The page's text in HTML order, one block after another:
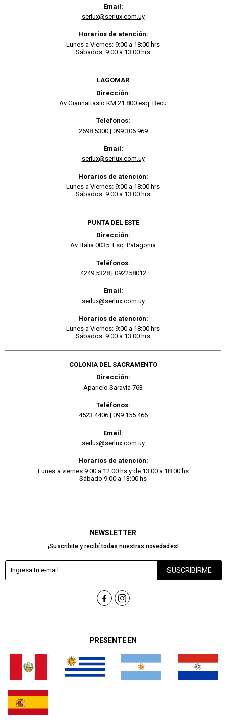
PRESENTE EN
NEWSLETTER
¡Suscribite y recibí todas nuestras novedades!
SUSCRIBIRME
 
Email:
serlux@serlux.com.uy
Horarios de atención:
Lunes a Viernes: 9:00 a 18:00 hrs
Sábados: 9:00 a 13:00 hrs
LAGOMAR
Dirección:
Av Giannattasio KM 21.800 esq. Becu
Teléfonos:
2698 5300| 099 306 969
Email:
serlux@serlux.com.uy
Horarios de atención:
Lunes a Viernes: 9:00 a 18:00 hrs
Sábados: 9:00 a 13:00 hrs
PUNTA DEL ESTE
Dirección:
Av. Italia 0035. Esq. Patagonia
Teléfonos:
4249 5328| 092258012
Email:
serlux@serlux.com.uy
Horarios de atención:
Lunes a Viernes: 9:00 a 18:00 hrs
Sábados: 9:00 a 13:00 hrs
COLONIA DEL SACRAMENTO
Dirección:
Aparicio Saravia 763
Teléfonos:
4523 4406| 099 155 466
Email:
serlux@serlux.com.uy
Horarios de atención:
Lunes a viernes 9:00 a 12:00 hs y de 13:00 a 18:00 hs
Sábado 9:00 a 13:00 hs